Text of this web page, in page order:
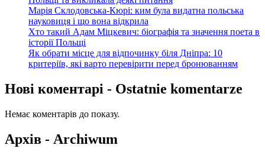
Марія Склодовська-Кюрі: ким була видатна польська
науковиця і що вона відкрила
Хто такий Адам Міцкевич: біографія та значення поета в
історії Польщі
Як обрати місце для відпочинку біля Дніпра: 10
критеріїв, які варто перевірити перед бронюванням
Нові коментарі - Ostatnie komentarze
Немає коментарів до показу.
Архів - Archiwum